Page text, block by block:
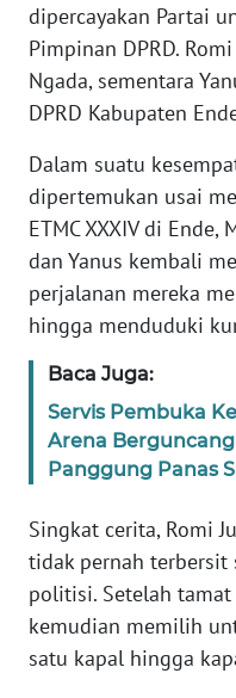
dipercayakan Partai
Pimpinan DPRD.
Ngada, sementara
DPRD Kabupaten
Dalam suatu
dipertemukan usai
ETMC XXXIV di
dan Yanus kembali
perjalanan mereka
hingga menduduki
Baca Juga:
Servis Pembuka
Arena
Panggung Panas
Singkat cerita, Romi
tidak pernah
politisi. Setelah tamat
kemudian memilih
satu kapal hingga
WN
PAPUA
PAPUA
BARAT
WN
WN
SERAMBI
WN
JAMBI
WN
SULTRA
WN
NTB